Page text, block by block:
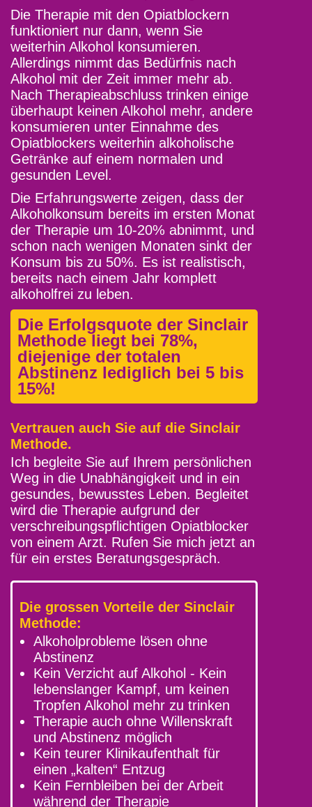
Die Therapie mit den Opiatblockern
funktioniert nur dann, wenn Sie
weiterhin Alkohol konsumieren.
Allerdings nimmt das Bedürfnis nach
Alkohol mit der Zeit immer mehr ab.
Nach Therapieabschluss trinken einige
überhaupt keinen Alkohol mehr, andere
konsumieren unter Einnahme des
Opiatblockers weiterhin alkoholische
Getränke auf einem normalen und
gesunden Level.
Die Erfahrungswerte zeigen, dass der
Alkoholkonsum bereits im ersten Monat
der Therapie um 10-20% abnimmt, und
schon nach wenigen Monaten sinkt der
Konsum bis zu 50%. Es ist realistisch,
bereits nach einem Jahr komplett
alkoholfrei zu leben.
Die Erfolgsquote der Sinclair
Methode liegt bei 78%,
diejenige der totalen
Abstinenz lediglich bei 5 bis
15%!
Vertrauen auch Sie auf die Sinclair
Methode.
Ich begleite Sie auf Ihrem persönlichen
Weg in die Unabhängigkeit und in ein
gesundes, bewusstes Leben. Begleitet
wird die Therapie aufgrund der
verschreibungspflichtigen Opiatblocker
von einem Arzt. Rufen Sie mich jetzt an
für ein erstes Beratungsgespräch.
Die grossen Vorteile der Sinclair
Methode:
Alkoholprobleme lösen ohne
Abstinenz
Kein Verzicht auf Alkohol - Kein
lebenslanger Kampf, um keinen
Tropfen Alkohol mehr zu trinken
Therapie auch ohne Willenskraft
und Abstinenz möglich
Kein teurer Klinikaufenthalt für
einen „kalten“ Entzug
Kein Fernbleiben bei der Arbeit
während der Therapie